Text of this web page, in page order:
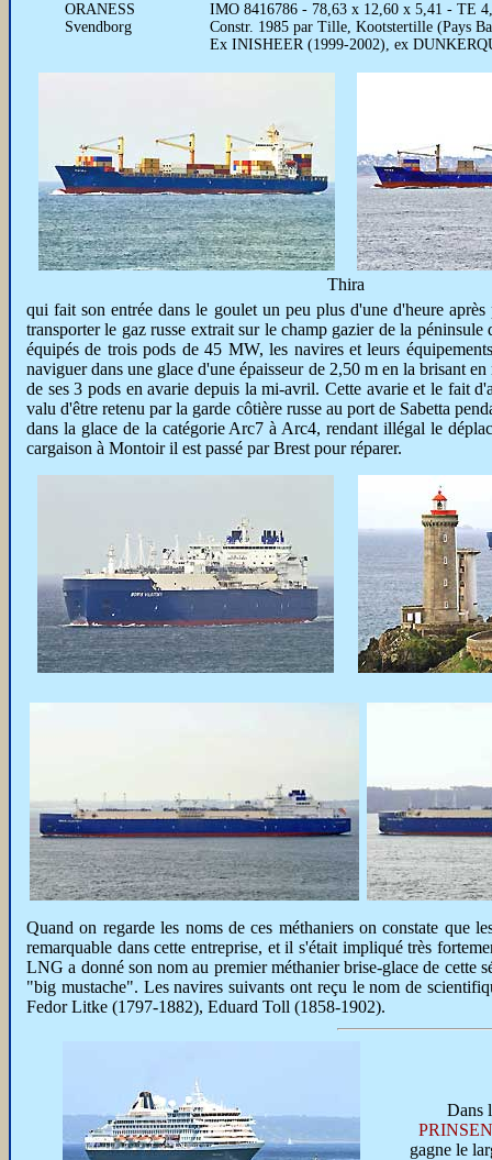
ORANESS
Svendborg
IMO 8416786 - 78,63 x 12,60 x 5,41 - TE
Constr. 1985 par Tille, Kootstertille (Pays
Ex INISHEER (1999-2002), ex
Thira
qui fait son entrée dans le goulet un peu plus d'une d'heure
transporter le gaz russe extrait sur le champ gazier de la
équipés de trois pods de 45 MW, les navires et leurs
naviguer dans une glace d'une épaisseur de 2,50 m en la brisant
de ses 3 pods en avarie depuis la mi-avril. Cette avarie et le fait
valu d'être retenu par la garde côtière russe au port de Sabetta
dans la glace de la catégorie Arc7 à Arc4, rendant illégal le
cargaison à Montoir il est passé par Brest pour réparer.
Quand on regarde les noms de ces méthaniers on constate
remarquable dans cette entreprise, et il s'était impliqué très
LNG a donné son nom au premier méthanier brise-glace de cette
"big mustache". Les navires suivants ont reçu le nom de
Fedor Litke (1797-1882), Eduard Toll (1858-1902).
Dans
gagne le